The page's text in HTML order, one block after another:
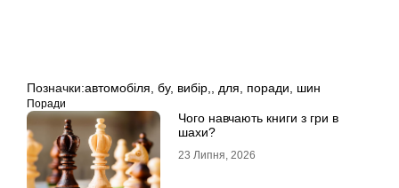
Позначки:автомобіля бу, вибір, для поради шин
Поради
Чого навчають книги з гри в
шахи?
23 Липня, 2026